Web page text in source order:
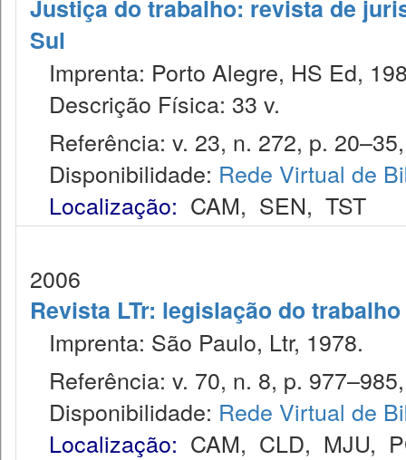
Justiça do trabalho: revista de
Sul
Imprenta: Porto Alegre, HS Ed,
Descrição Física: 33 v.
Referência: v. 23, n. 272, p.
Disponibilidade: Rede Virtual de
Localização: CAM, SEN, TST
2006
Revista LTr: legislação do trabalho
Imprenta: São Paulo, Ltr, 1978.
Referência: v. 70, n. 8, p.
Disponibilidade: Rede Virtual de
Localização: CAM, CLD, MJU,